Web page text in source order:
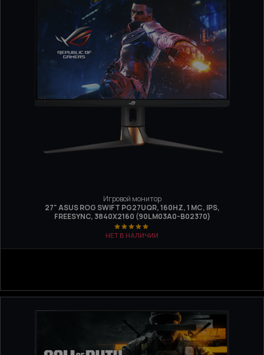
Игровой монитор
27" ASUS ROG SWIFT PG27UQR, 160HZ, 1 МС, IPS,
FREESYNC, 3840Х2160 (90LM03A0-B02370)
НЕТ В НАЛИЧИИ